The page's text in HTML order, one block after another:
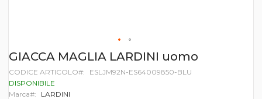
Vai
all'inizio
della
galleria
di
GIACCA MAGLIA LARDINI uomo
CODICE ARTICOLO
ESLJM92N-ES64009850-BLU
DISPONIBILE
Marca
LARDINI